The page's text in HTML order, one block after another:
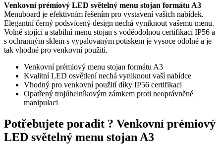
Venkovní prémiový LED světelný menu stojan formátu A3
Menuboard je efektivním řešením pro vystavení vašich nabídek.
Elegantní černý podsvícený design nechá vyniknout vašemu menu.
Volně stojící a stabilní menu stojan s voděodolnou certifikací IP56 a
s ochranným sklem s vypalovaným potiskem je vysoce odolné a je
tak vhodné pro venkovní použití.
Venkovní prémiový menu stojan formátu A3
Kvalitní LED osvětlení nechá vyniknout vaší nabídce
Vhodný pro venkovní použití díky IP56 certifikaci
Opatřený trojúhelníkovým zámkem proti neoprávněné
manipulaci
Potřebujete poradit ? Venkovní prémiový
LED světelný menu stojan A3